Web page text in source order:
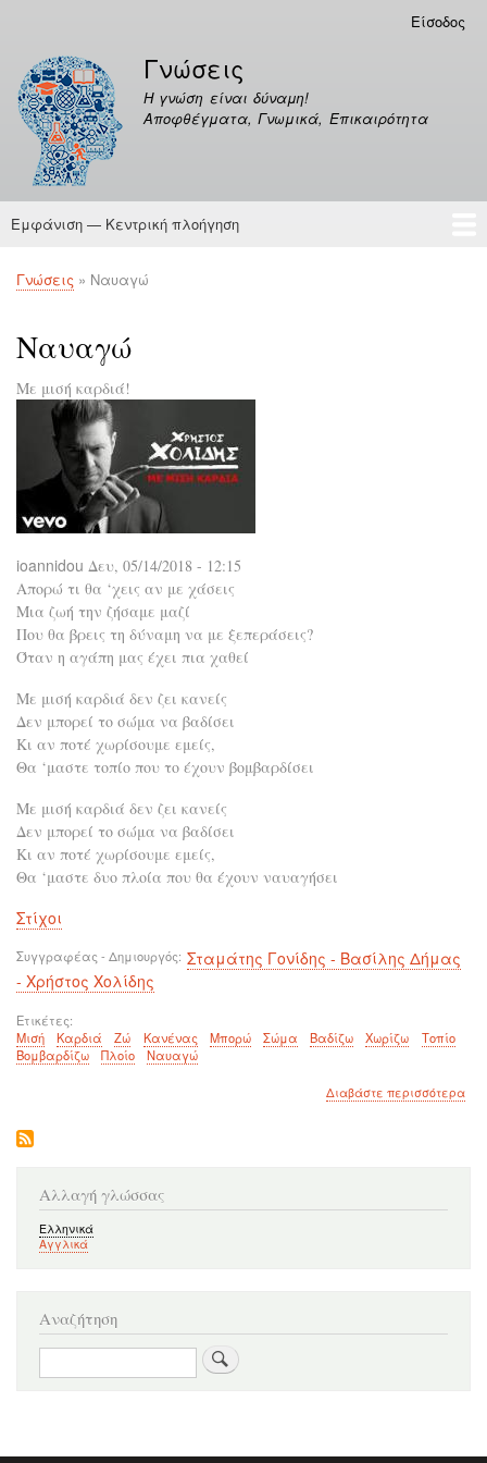
περιεχόμενο
λογαριασμού
χρήστη
Είσοδος
Γνώσεις
Η γνώση είναι δύναμη!
Αποφθέγματα, Γνωμικά, Επικαιρότητα
Κεντρική
Εμφάνιση — Κεντρική πλοήγηση
Γνώσεις
Αποφθέγματα
Breadcrumb
Γνώσεις Ναυαγώ
Ναυαγώ
Με μισή καρδιά!
ioannidou Δευ, 05/14/2018 - 12:15
Απορώ τι θα ‘χεις αν με χάσεις
Μια ζωή την ζήσαμε μαζί
Που θα βρεις τη δύναμη να με ξεπεράσεις?
Όταν η αγάπη μας έχει πια χαθεί
Με μισή καρδιά δεν ζει κανείς
Δεν μπορεί το σώμα να βαδίσει
Κι αν ποτέ χωρίσουμε εμείς,
Θα ‘μαστε τοπίο που το έχουν βομβαρδίσει
Με μισή καρδιά δεν ζει κανείς
Δεν μπορεί το σώμα να βαδίσει
Κι αν ποτέ χωρίσουμε εμείς,
Θα ‘μαστε δυο πλοία που θα έχουν ναυαγήσει
Στίχοι
Συγγραφέας - Δημιουργός Σταμάτης Γονίδης - Βασίλης Δήμας
- Χρήστος Χολίδης
Ετικέτες
Μισή
Καρδιά Ζώ Κανένας Μπορώ Σώμα Βαδίζω Χωρίζω
Τοπίο
Βομβαρδίζω
Πλοίο Ναυαγώ
Διαβάστε περισσότεραγια
Αλλαγή γλώσσας
Ελληνικά
Αγγλικά
Αναζήτηση
Αναζήτηση